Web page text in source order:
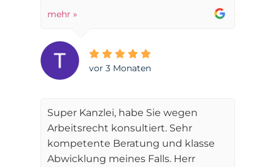
mehr »
vor 3 Monaten
Super Kanzlei, habe Sie wegen
Arbeitsrecht konsultiert. Sehr
kompetente Beratung und klasse
Abwicklung meines Falls. Herr